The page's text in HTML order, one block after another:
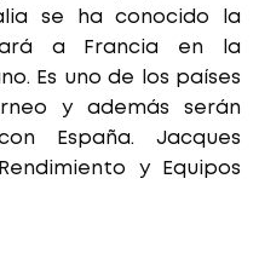
se ha conocido la
a Francia en la
Es uno de los países
y además serán
España. Jacques
y Equipos